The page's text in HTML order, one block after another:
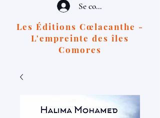
Se connecter
Les Éditions Cœlacanthe -
L'empreinte des îles
Comores